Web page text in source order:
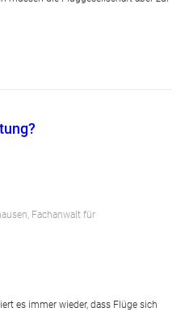
Fachanwalt für
es immer wieder, dass Flüge sich